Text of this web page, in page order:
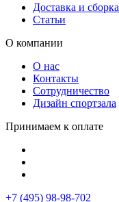
Доставка и сборка
Статьи
О компании
О нас
Контакты
Сотрудничество
Дизайн спортзала
Принимаем к оплате
+7 (495) 98-98-702